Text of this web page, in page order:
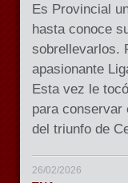
Es Provincial
hasta conoce
sobrellevarlos.
apasionante
Esta vez le
para conservar
del triunfo de
26/02/2026